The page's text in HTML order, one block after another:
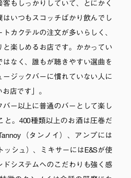
もしっかりしていて、とにかく
いつもスコッチばかり飲んでし
カクテルの注文が多いらしく、
と楽しめるお店です。かかってい
はなく、誰もが聴きやすい選曲を
ージックバーに慣れていない人に
店です」。
ー以上に普通のバーとして楽し
と。400種類以上のお酒は圧巻だ
（タンノイ）、アンプには
ッシュ）、ミキサーにはE&Sが使
ドシステムへのこだわりも強く感